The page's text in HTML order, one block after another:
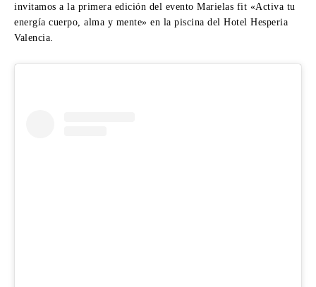
invitamos a la primera edición del evento Marielas fit «Activa tu
energía cuerpo, alma y mente» en la piscina del Hotel Hesperia
Valencia.